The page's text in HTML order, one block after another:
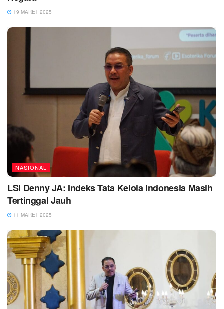
19 MARET 2025
NASIONAL
LSI Denny JA: Indeks Tata Kelola Indonesia Masih
Tertinggal Jauh
11 MARET 2025